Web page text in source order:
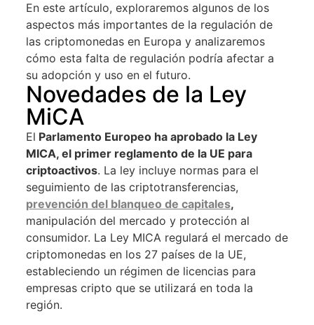
En este artículo, exploraremos algunos de los
aspectos más importantes de la regulación de
las criptomonedas en Europa y analizaremos
cómo esta falta de regulación podría afectar a
su adopción y uso en el futuro.
Novedades de la Ley
MiCA
El Parlamento Europeo ha aprobado la Ley
MICA, el primer reglamento de la UE para
criptoactivos. La ley incluye normas para el
seguimiento de las criptotransferencias,
prevención del blanqueo de capitales,
manipulación del mercado y protección al
consumidor. La Ley MICA regulará el mercado de
criptomonedas en los 27 países de la UE,
estableciendo un régimen de licencias para
empresas cripto que se utilizará en toda la
región.